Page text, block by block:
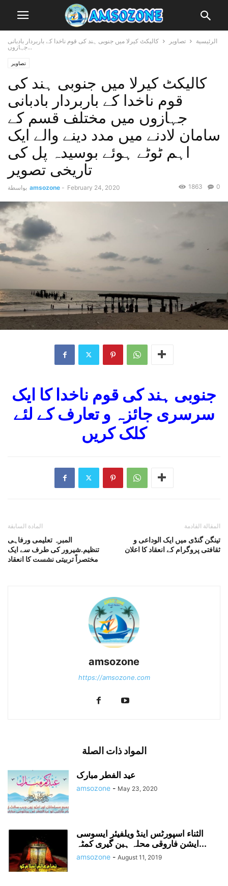
الرئيسية تصاویر
کالیکٹ کیرلا میں جنوبی ہند کی قوم ناخدا کے باربردار بادبانی
جہازوں...
تصاویر
کالیکٹ کیرلا میں جنوبی ہند کی
قوم ناخدا کے باربردار بادبانی
جہازوں میں مختلف قسم کے
سامان لادنے میں مدد دینے والے ایک
اہم ٹوٹے ہوئے بوسیدہ پل کی
تاریخی تصویر
بواسطة amsozone - February 24, 2020 0
1863
جنوبی ہند کی قوم ناخدا کا ایک
سرسری جائزہ و تعارف کے لئے
کلک کریں
المادة السابقة
المبرہ تعلیمی ورفاہی
تنظیم.شیرور کی طرف سے ایک
المقالة القادمة
تینگن گنڈی میں ایک الوداعی و
ثقافتی پروگرام کے انعقاد کا اعلان
amsozone
https://amsozone.com
المواد ذات الصلة
عید الفطر مبارک
amsozone - May 23, 2020
الثناء اسپورٹس اینڈ ویلفیئر ایسوسی
ایشن فاروقی محلہ ہبن گیری کمٹہ...
amsozone - August 11, 2019